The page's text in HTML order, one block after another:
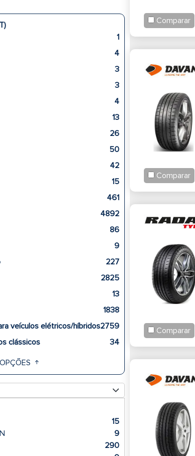
1
4
3
3
4
13
26
50
42
15
461
4892
86
9
227
2825
13
1838
veículos elétricos/híbridos2759
clássicos
34
15
9
290
Comparar
Comparar
Comparar